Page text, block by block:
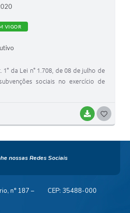
BAIXAR
VIGOR
da Lei n° 1.708, de 08 de julho de
sociais no exercício de
nossas Redes Sociais
n° 187 –
CEP: 35488-000